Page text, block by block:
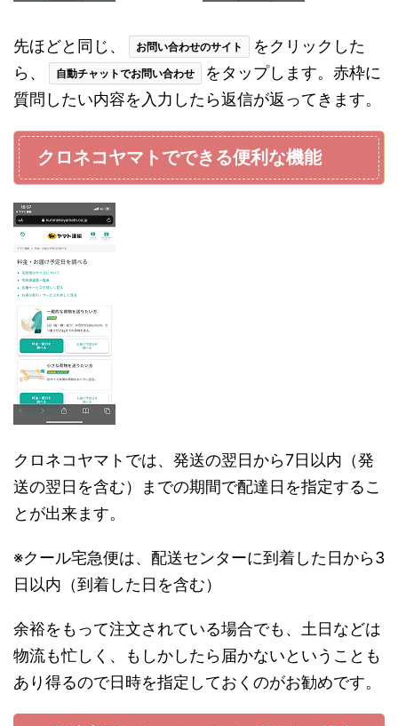
先ほどと同じ、 お問い合わせのサイト
をクリックした
ら、
自動チャットでお問い合わせ
をタップします。赤枠に
質問したい内容を入力したら返信が返ってきます。
クロネコヤマトでできる便利な機能
クロネコヤマトでは、発送の翌日から7日以内（発
送の翌日を含む）までの期間で配達日を指定するこ
とが出来ます。
※クール宅急便は、配送センターに到着した日から3
日以内（到着した日を含む）
余裕をもって注文されている場合でも、土日などは
物流も忙しく、もしかしたら届かないということも
あり得るので日時を指定しておくのがお勧めです。